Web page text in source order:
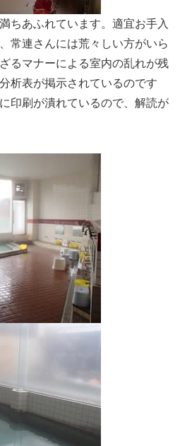
ちあふれています。適宜お手入
常連さんには荒々しい方がいら
るマナーによる室内の乱れが残
析表が掲示されているのです
印刷が潰れているので、解読が